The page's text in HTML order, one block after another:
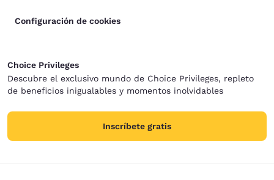
Configuración de cookies
Choice Privileges
Descubre el exclusivo mundo de Choice Privileges, repleto
de beneficios inigualables y momentos inolvidables
Inscríbete gratis